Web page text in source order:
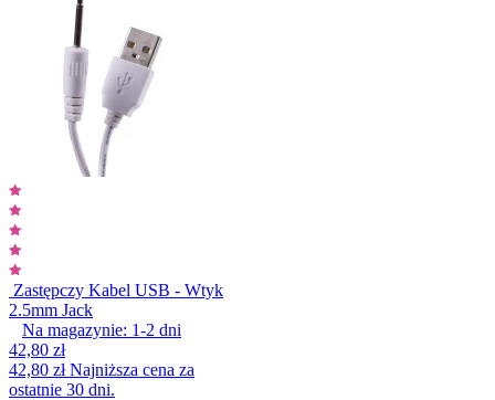
Zastępczy Kabel USB - Wtyk
2.5mm Jack
Na magazynie: 1-2 dni
42,80 zł
42,80 złNajniższa cena za
ostatnie 30 dni.